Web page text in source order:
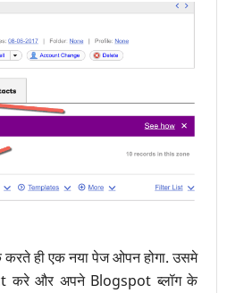
ही एक नया पेज ओपन होगा. उसमे
करे और अपने Blogspot ब्लॉग के